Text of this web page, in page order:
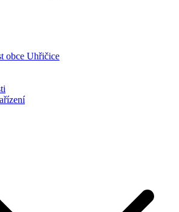
obce Uhřičice